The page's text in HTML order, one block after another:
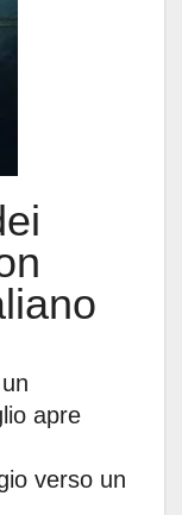
apre
verso un